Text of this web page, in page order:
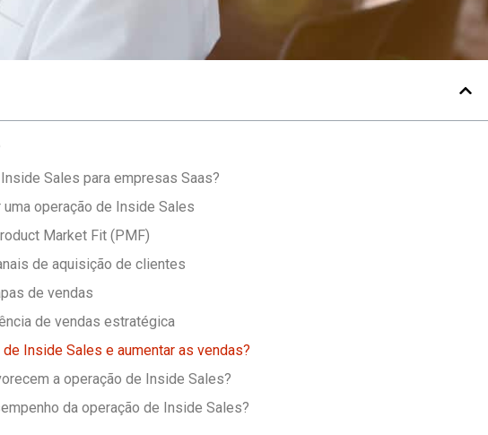
Sales para empresas Saas?
operação de Inside Sales
Market Fit (PMF)
de aquisição de clientes
de vendas
de vendas estratégica
Inside Sales e aumentar as vendas?
a operação de Inside Sales?
da operação de Inside Sales?